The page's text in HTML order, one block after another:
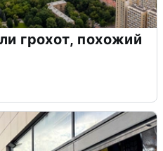
грохот, похожий